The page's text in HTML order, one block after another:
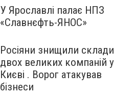
У Ярославлі палає НПЗ
«Славнєфть-ЯНОС»
Росіяни знищили склади
двох великих компаній у
Києві . Ворог атакував
бізнеси